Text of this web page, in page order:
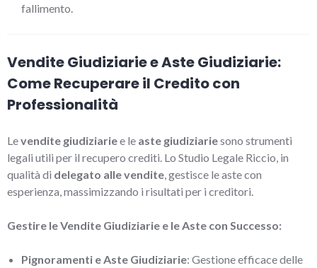
fallimento.
Vendite Giudiziarie e Aste Giudiziarie:
Come Recuperare il Credito con
Professionalità
Levendite giudiziariee le aste giudiziariesono strumenti
legali utili per il recupero crediti. Lo Studio Legale Riccio, in
qualità di delegato alle vendite, gestisce le aste con
esperienza, massimizzando i risultati per i creditori.
Gestire le Vendite Giudiziarie e le Aste con Successo:
Pignoramenti e Aste Giudiziarie: Gestione efficace delle